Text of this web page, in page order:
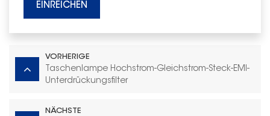
EINREICHEN
VORHERIGE
Taschenlampe Hochstrom-Gleichstrom-Steck-EMI-
Unterdrückungsfilter
NÄCHSTE